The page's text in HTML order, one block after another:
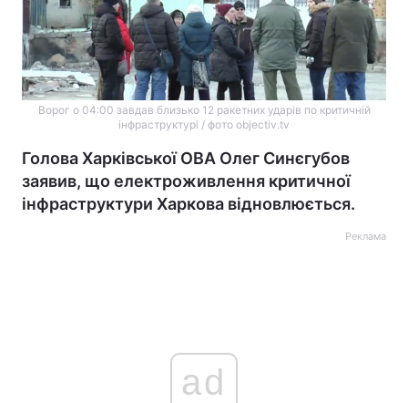
Ворог о 04:00 завдав близько 12 ракетних ударів по критичній
інфраструктурі / фото objectiv.tv
Голова Харківської ОВА Олег Синєгубов
заявив, що електроживлення критичної
інфраструктури Харкова відновлюється.
Реклама
ad